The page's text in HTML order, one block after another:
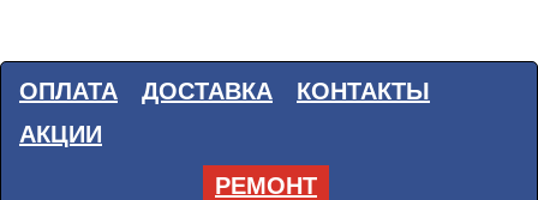
ОПЛАТА ДОСТАВКА
КОНТАКТЫ
АКЦИИ
РЕМОНТ